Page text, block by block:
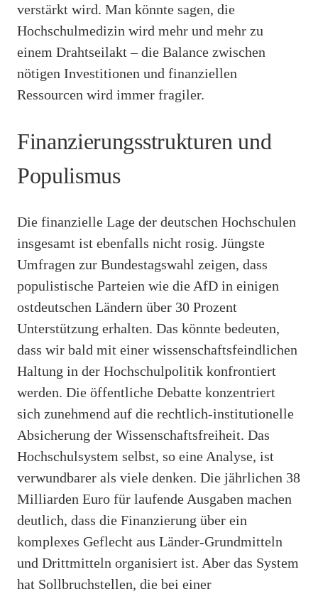
verstärkt wird. Man könnte sagen, die
Hochschulmedizin wird mehr und mehr zu
einem Drahtseilakt – die Balance zwischen
nötigen Investitionen und finanziellen
Ressourcen wird immer fragiler.
Finanzierungsstrukturen und
Populismus
Die finanzielle Lage der deutschen Hochschulen
insgesamt ist ebenfalls nicht rosig. Jüngste
Umfragen zur Bundestagswahl zeigen, dass
populistische Parteien wie die AfD in einigen
ostdeutschen Ländern über 30 Prozent
Unterstützung erhalten. Das könnte bedeuten,
dass wir bald mit einer wissenschaftsfeindlichen
Haltung in der Hochschulpolitik konfrontiert
werden. Die öffentliche Debatte konzentriert
sich zunehmend auf die rechtlich-institutionelle
Absicherung der Wissenschaftsfreiheit. Das
Hochschulsystem selbst, so eine Analyse, ist
verwundbarer als viele denken. Die jährlichen 38
Milliarden Euro für laufende Ausgaben machen
deutlich, dass die Finanzierung über ein
komplexes Geflecht aus Länder-Grundmitteln
und Drittmitteln organisiert ist. Aber das System
hat Sollbruchstellen, die bei einer